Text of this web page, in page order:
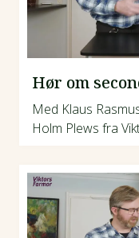
Hør om
Med Klaus
Holm Plews fra